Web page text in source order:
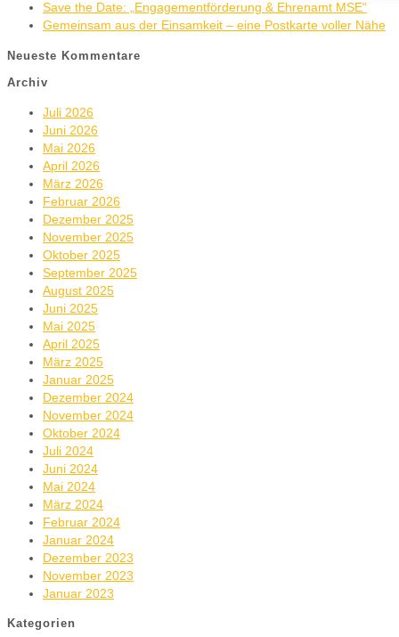
Save the Date: „Engagementförderung & Ehrenamt MSE“
Gemeinsam aus der Einsamkeit – eine Postkarte voller Nähe
Neueste Kommentare
Archiv
Juli 2026
Juni 2026
Mai 2026
April 2026
März 2026
Februar 2026
Dezember 2025
November 2025
Oktober 2025
September 2025
August 2025
Juni 2025
Mai 2025
April 2025
März 2025
Januar 2025
Dezember 2024
November 2024
Oktober 2024
Juli 2024
Juni 2024
Mai 2024
März 2024
Februar 2024
Januar 2024
Dezember 2023
November 2023
Januar 2023
Kategorien